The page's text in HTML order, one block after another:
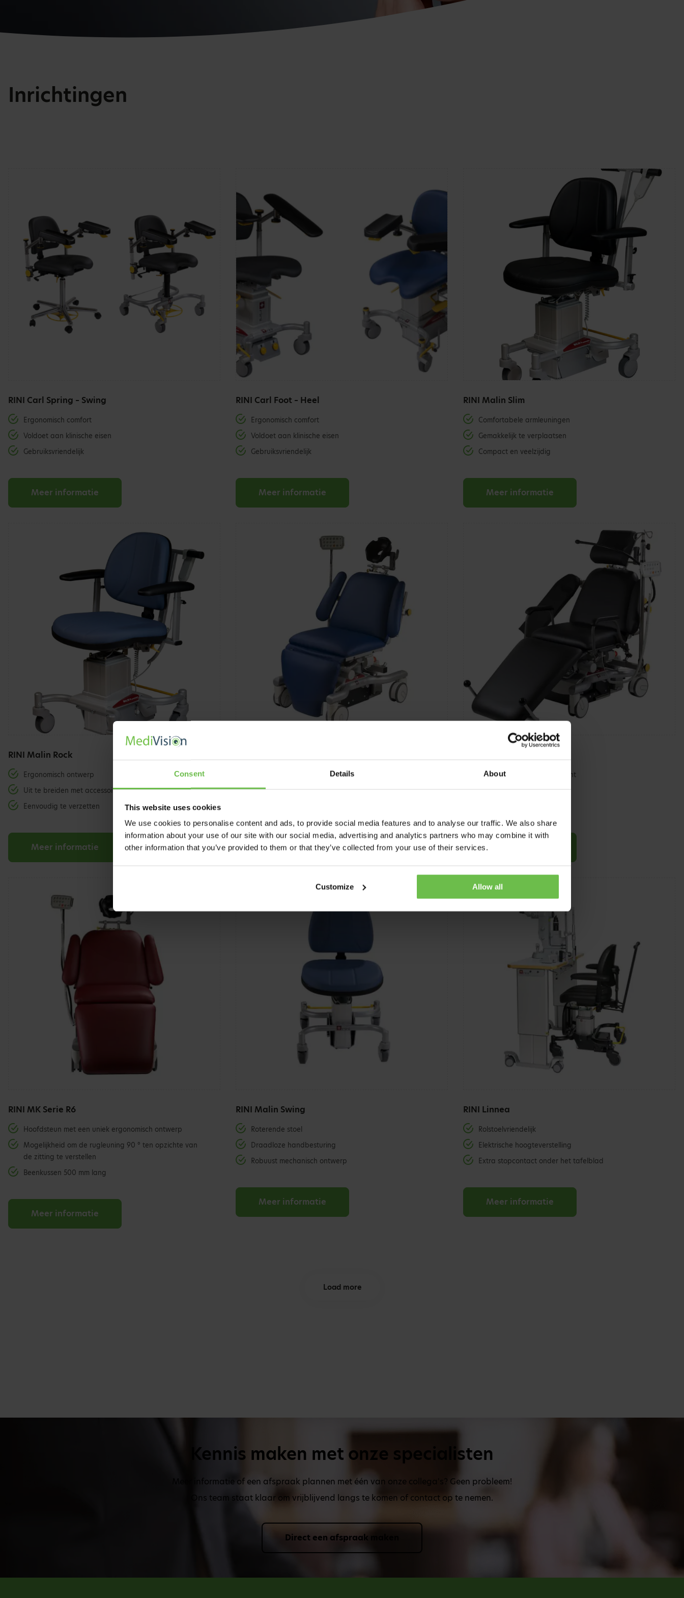
Consent Details About
This website uses cookies
We use cookies to personalise content and ads, to provide social media features and to analyse our traffic. We also share
information about your use of our site with our social media, advertising and analytics partners who may combine it with
other information that you’ve provided to them or that they’ve collected from your use of their services.
Customize Allow all
Inrichtingen
RINI Carl Spring – Swing
Ergonomisch comfort
Voldoet aan klinische eisen
Gebruiksvriendelijk
Meer informatie
RINI Carl Foot – Heel
Ergonomisch comfort
Voldoet aan klinische eisen
Gebruiksvriendelijk
Meer informatie
RINI Malin Slim
Comfortabele armleuningen
Gemakkelijk te verplaatsen
Compact en veelzijdig
Meer informatie
RINI Malin Rock
Ergonomisch ontwerp
Uit te breiden met accessoires
Eenvoudig te verzetten
Meer informatie
Hoog comfort voor de patiënt
Eenvoudige reiniging
Meer informatie
Hoog comfort voor de patiënt
Eenvoudige reiniging
Meer informatie
RINI MK Serie R6
Hoofdsteun met een uniek ergonomisch ontwerp
Mogelijkheid om de rugleuning 90 ° ten opzichte van
de zitting te verstellen
Beenkussen 500 mm lang
Meer informatie
RINI Malin Swing
Roterende stoel
Draadloze handbesturing
Robuust mechanisch ontwerp
Meer informatie
RINI Linnea
Rolstoelvriendelijk
Elektrische hoogteverstelling
Extra stopcontact onder het tafelblad
Meer informatie
Load more
Kennis maken met onze specialisten
Meer informatie of een afspraak plannen met één van onze collega's? Geen probleem!
Ons team staat klaar om vrijblijvend langs te komen of contact op te nemen.
Direct een afspraak maken